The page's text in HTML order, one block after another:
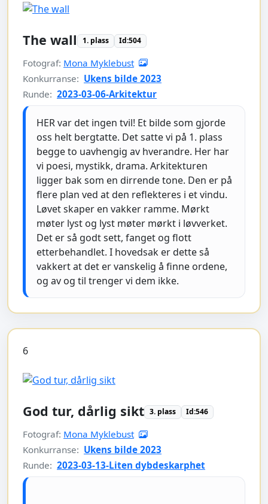
The wall 1. plass Id:504
Fotograf: Mona Myklebust
Konkurranse: Ukens bilde 2023
Runde: 2023-03-06-Arkitektur
HER var det ingen tvil! Et bilde som gjorde
oss helt bergtatte. Det satte vi på 1. plass
begge to uavhengig av hverandre. Her har
vi poesi, mystikk, drama. Arkitekturen
ligger bak som en dirrende tone. Den er på
flere plan ved at den reflekteres i et vindu.
Løvet skaper en vakker ramme. Mørkt
møter lyst og lyst møter mørkt i løvverket.
Det er så godt sett, fanget og flott
etterbehandlet. I hovedsak er dette så
vakkert at det er vanskelig å finne ordene,
og av og til trenger vi dem ikke.
6
God tur, dårlig sikt 3. plass Id:546
Fotograf: Mona Myklebust
Konkurranse: Ukens bilde 2023
Runde: 2023-03-13-Liten dybdeskarphet